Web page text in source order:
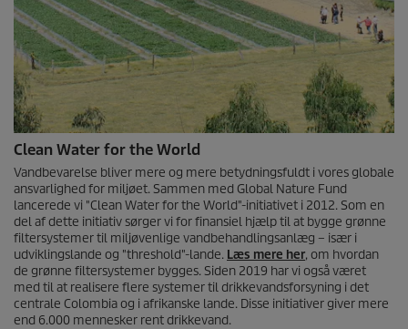
Clean Water for the World
Vandbevarelse bliver mere og mere betydningsfuldt i vores globale
ansvarlighed for miljøet. Sammen med Global Nature Fund
lancerede vi "Clean Water for the World"-initiativet i 2012. Som en
del af dette initiativ sørger vi for finansiel hjælp til at bygge grønne
filtersystemer til miljøvenlige vandbehandlingsanlæg – især i
udviklingslande og "threshold"-lande. Læs mere her, om hvordan
de grønne filtersystemer bygges. Siden 2019 har vi også været
med til at realisere flere systemer til drikkevandsforsyning i det
centrale Colombia og i afrikanske lande. Disse initiativer giver mere
end 6.000 mennesker rent drikkevand.